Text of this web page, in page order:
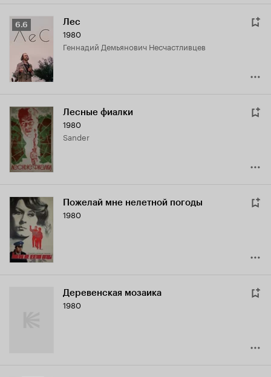
Рейтинг
Кинопоиска
6.6 Лес
1980
Геннадий Демьянович Несчастливцев
Лесные фиалки
1980
Sander
Пожелай мне нелетной погоды
1980
Деревенская мозаика
1980